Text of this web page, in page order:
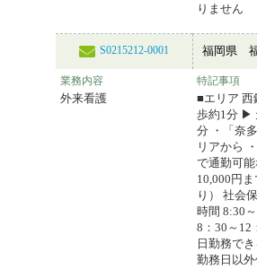
りません
S0215212-0001 福岡県
業務内容
外来看護
特記事項
■エリア 西
歩約1分 ▶
分 ・「奈
リアから
で通勤可
10,000円
り） 社会
時間 8:30
8：30～12
日勤務で
勤務日以